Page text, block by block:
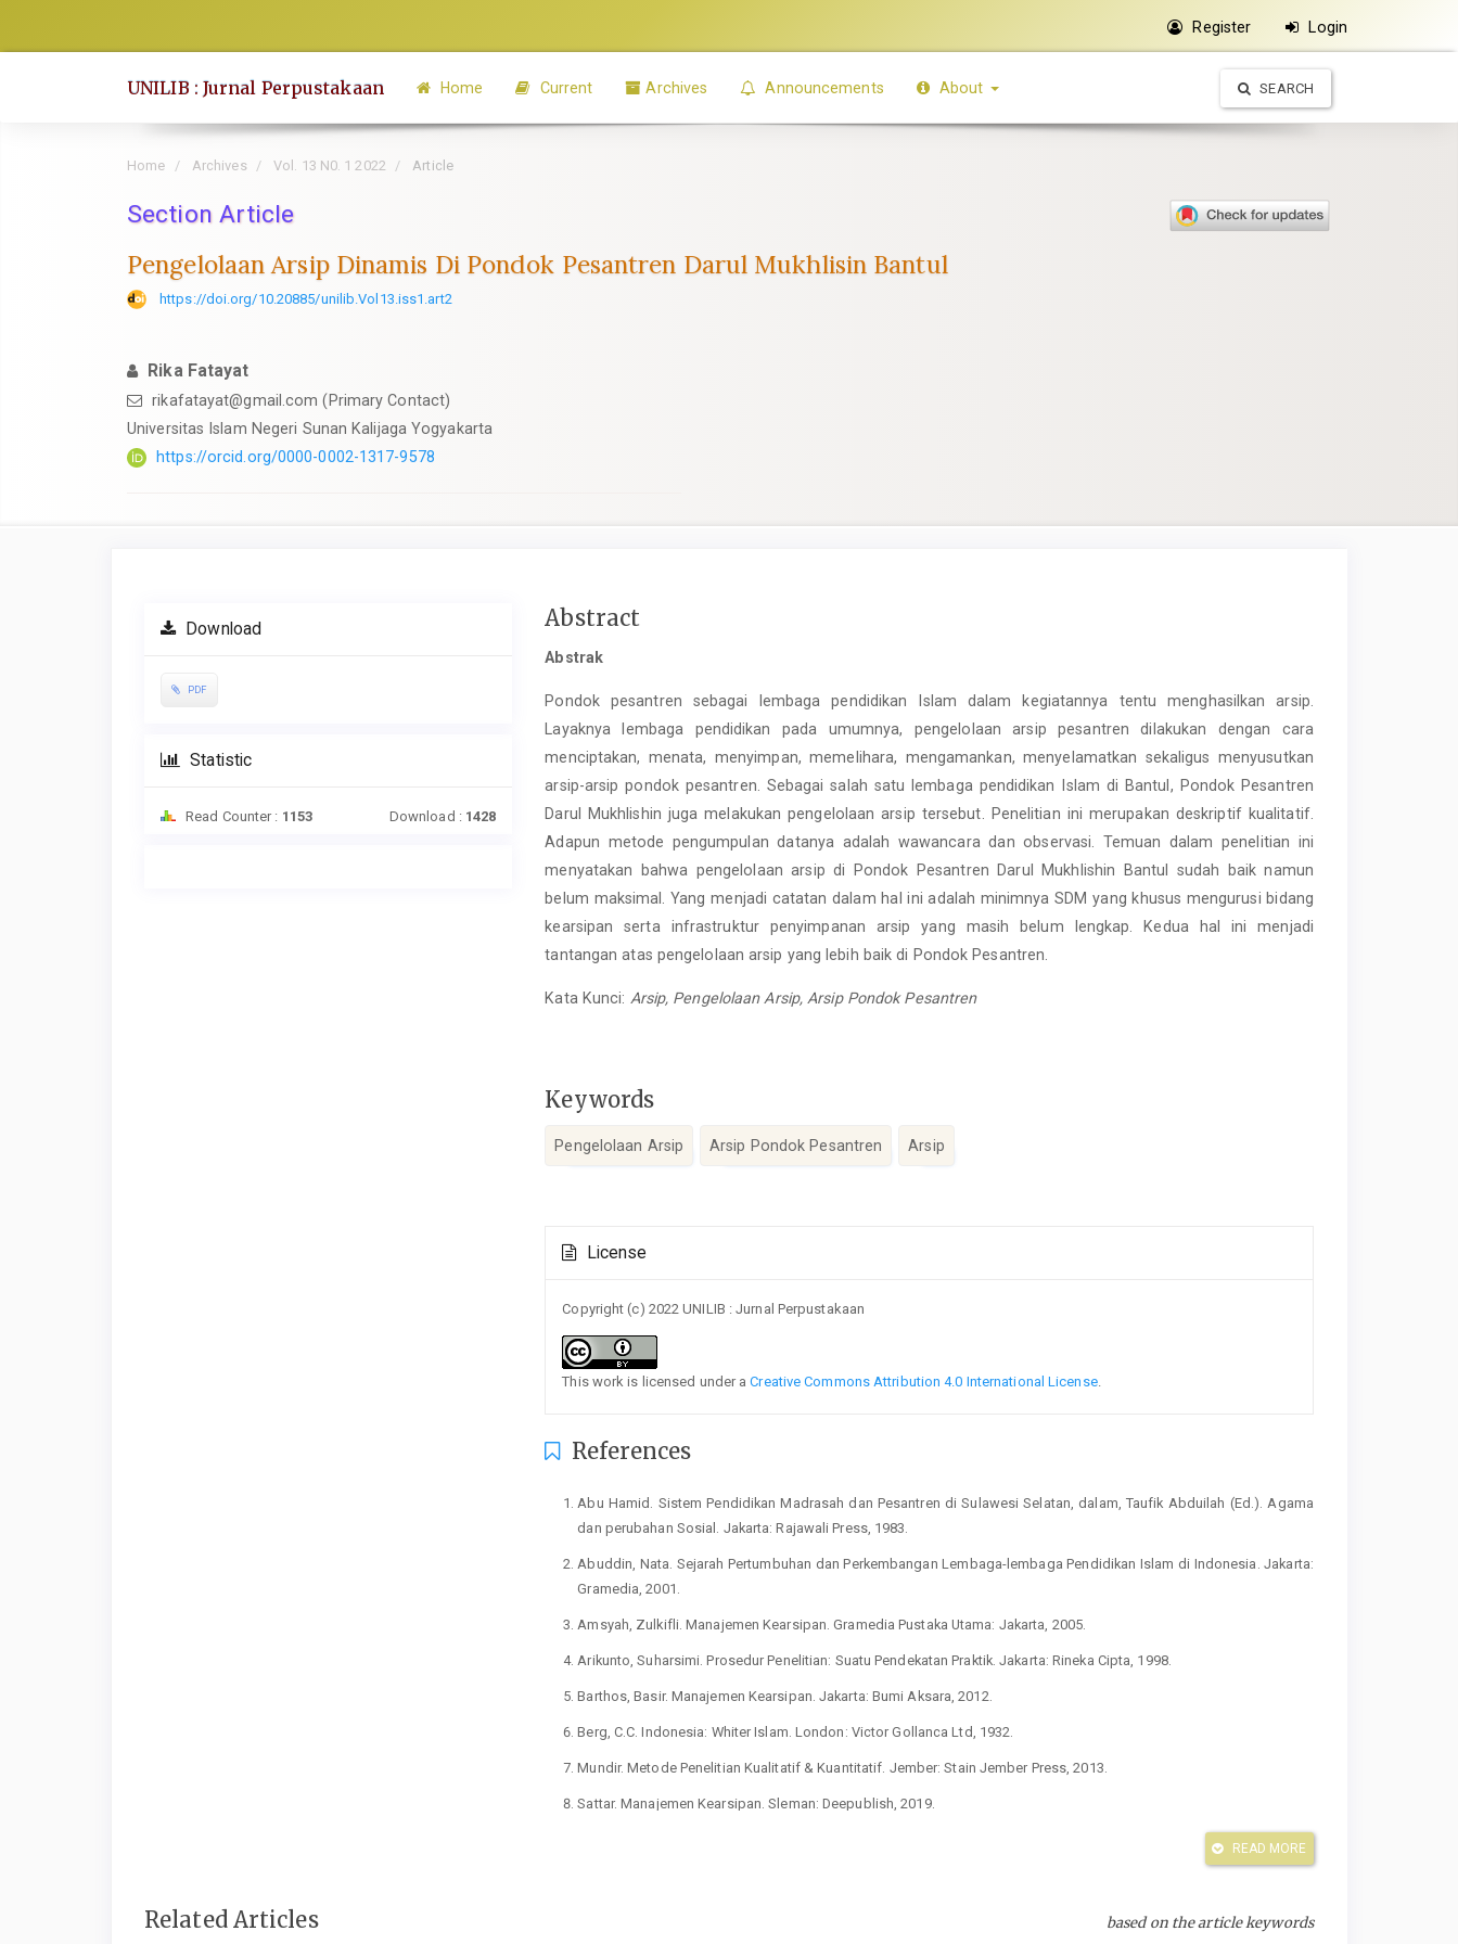
Register Login
UNILIB : Jurnal Perpustakaan Home Current Archives Announcements About SEARCH
Home Archives Vol. 13 N0. 1 2022 Article
Section Article
Pengelolaan Arsip Dinamis Di Pondok Pesantren Darul Mukhlisin Bantul
https://doi.org/10.20885/unilib.Vol13.iss1.art2
Rika Fatayat
rikafatayat@gmail.com (Primary Contact)
Universitas Islam Negeri Sunan Kalijaga Yogyakarta
https://orcid.org/0000-0002-1317-9578
SidebarDownload
PDF
Statistic
Read Counter : 1153 Download : 1428
Main
Content
Abstract
Abstrak
Pondok pesantren sebagai lembaga pendidikan Islam dalam kegiatannya tentu menghasilkan arsip.
Layaknya lembaga pendidikan pada umumnya, pengelolaan arsip pesantren dilakukan dengan cara
menciptakan, menata, menyimpan, memelihara, mengamankan, menyelamatkan sekaligus menyusutkan
arsip-arsip pondok pesantren. Sebagai salah satu lembaga pendidikan Islam di Bantul, Pondok Pesantren
Darul Mukhlishin juga melakukan pengelolaan arsip tersebut. Penelitian ini merupakan deskriptif kualitatif.
Adapun metode pengumpulan datanya adalah wawancara dan observasi. Temuan dalam penelitian ini
menyatakan bahwa pengelolaan arsip di Pondok Pesantren Darul Mukhlishin Bantul sudah baik namun
belum maksimal. Yang menjadi catatan dalam hal ini adalah minimnya SDM yang khusus mengurusi bidang
kearsipan serta infrastruktur penyimpanan arsip yang masih belum lengkap. Kedua hal ini menjadi
tantangan atas pengelolaan arsip yang lebih baik di Pondok Pesantren.
Kata Kunci: Arsip, Pengelolaan Arsip, Arsip Pondok Pesantren
Keywords
Pengelolaan Arsip Arsip Pondok Pesantren Arsip
Article
Details
License
Copyright (c) 2022 UNILIB : Jurnal Perpustakaan
This work is licensed under aCreative Commons Attribution 4.0 International License.
References
Abu Hamid. Sistem Pendidikan Madrasah dan Pesantren di Sulawesi Selatan, dalam, Taufik Abduilah (Ed.). Agama
dan perubahan Sosial. Jakarta: Rajawali Press, 1983.
Abuddin, Nata. Sejarah Pertumbuhan dan Perkembangan Lembaga-lembaga Pendidikan Islam di Indonesia. Jakarta:
Gramedia, 2001.
Amsyah, Zulkifli. Manajemen Kearsipan. Gramedia Pustaka Utama: Jakarta, 2005.
Arikunto, Suharsimi. Prosedur Penelitian: Suatu Pendekatan Praktik. Jakarta: Rineka Cipta, 1998.
Barthos, Basir. Manajemen Kearsipan. Jakarta: Bumi Aksara, 2012.
Berg, C.C. Indonesia: Whiter Islam. London: Victor Gollanca Ltd, 1932.
Mundir. Metode Penelitian Kualitatif & Kuantitatif. Jember: Stain Jember Press, 2013.
Sattar. Manajemen Kearsipan. Sleman: Deepublish, 2019.
READ MORE
Related Articles based on the article keywords